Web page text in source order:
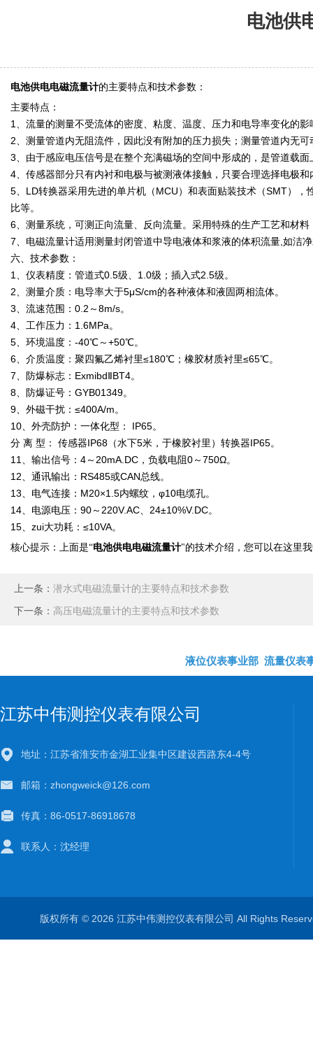
电池供
电池供电电磁流量计的主要特点和技术参数：
主要特点：
1、流量的测量不受流体的密度、粘度、温度、压力和电导率变化的
2、测量管道内无阻流件，因此没有附加的压力损失；测量管道内无
3、由于感应电压信号是在整个充满磁场的空间中形成的，是管道载
4、传感器部分只有内衬和电极与被测液体接触，只要合理选择电极
5、LD转换器采用先进的单片机（MCU）和表面贴装技术（SMT）
比等。
6、测量系统，可测正向流量、反向流量。采用特殊的生产工艺和材
7、电磁流量计适用测量封闭管道中导电液体和浆液的体积流量,如洁
六、技术参数：
1、仪表精度：管道式0.5级、1.0级；插入式2.5级。
2、测量介质：电导率大于5μS/cm的各种液体和液固两相流体。
3、流速范围：0.2～8m/s。
4、工作压力：1.6MPa。
5、环境温度：-40℃～+50℃。
6、介质温度：聚四氟乙烯衬里≤180℃；橡胶材质衬里≤65℃。
7、防爆标志：ExmibdⅡBT4。
8、防爆证号：GYB01349。
9、外磁干扰：≤400A/m。
10、外壳防护：一体化型： IP65。
分 离 型： 传感器IP68（水下5米，于橡胶衬里）转换器IP65。
11、输出信号：4～20mA.DC，负载电阻0～750Ω。
12、通讯输出：RS485或CAN总线。
13、电气连接：M20×1.5内螺纹，φ10电缆孔。
14、电源电压：90～220V.AC、24±10%V.DC。
15、zui大功耗：≤10VA。
核心提示：上面是“电池供电电磁流量计"的技术介绍，您可以在这里
上一条： 潜水式电磁流量计的主要特点和技术参数
下一条： 高压电磁流量计的主要特点和技术参数
液位仪表事业部 流量仪表
江苏中伟测控仪表有限公司
地址：江苏省淮安市金湖工业集中区建设西路东4-4号
邮箱：zhongweick@126.com
传真：86-0517-86918678
联系人：沈经理
版权所有 © 2026 江苏中伟测控仪表有限公司 All Rights